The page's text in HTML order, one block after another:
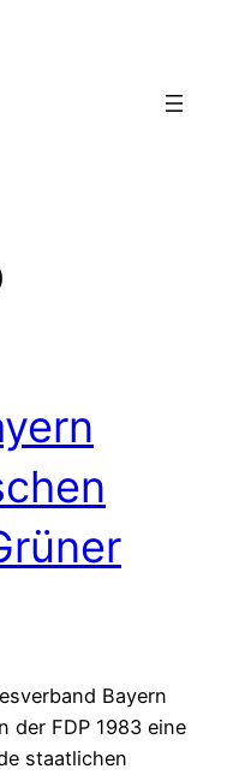
Bayern
der FDP 1983 eine
staatlichen